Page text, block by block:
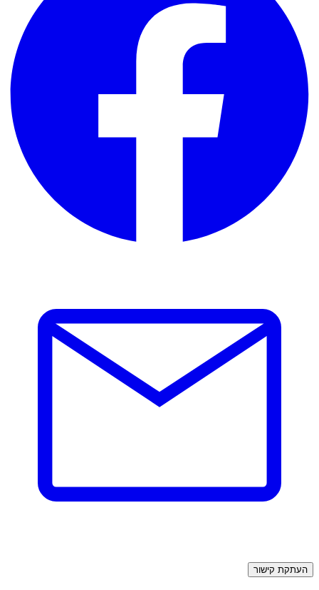
העתקת קישור